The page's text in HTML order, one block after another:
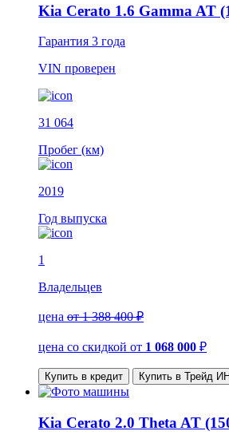
Kia Cerato 1.6 Gamma AT
Гарантия 3 года
VIN проверен
31 064
Пробег (км)
2019
Год выпуска
1
Владельцев
цена от 1 388 400 ₽
цена со скидкой от 1 068 000 ₽
Купить в кредит Купить в Трейд ИН
Kia Cerato 2.0 Theta AT